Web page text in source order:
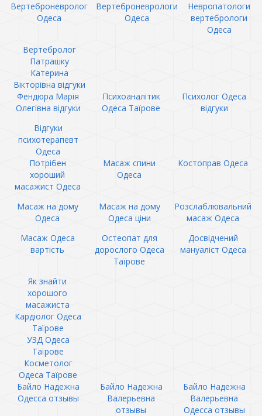
Вертеброневролог
Одеса
Вертеброневрологи
Одеса
Невропатологи
вертебрологи
Одеса
Вертебролог
Патрашку
Катерина
Вікторівна відгуки
Фендюра Марія
Олегівна відгуки
Психоаналітик
Одеса Таїрове
Психолог Одеса
відгуки
Відгуки
психотерапевт
Одеса
Потрібен
хороший
масажист Одеса
Масаж спини
Одеса
Костоправ Одеса
Масаж на дому
Одеса
Масаж на дому
Одеса ціни
Розслаблювальний
масаж Одеса
Масаж Одеса
вартість
Остеопат для
дорослого Одеса
Таїрове
Досвідчений
мануаліст Одеса
Як знайти
хорошого
масажиста
Кардіолог Одеса
Таїрове
УЗД Одеса
Таїрове
Косметолог
Одеса Таїрове
Байло Надежна
Одесса отзывы
Байло Надежна
Валерьевна
отзывы
Байло Надежна
Валерьевна
Одесса отзывы